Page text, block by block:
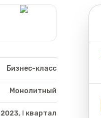
Бизнес-класс
Монолитный
2023, Ⅰ квартал